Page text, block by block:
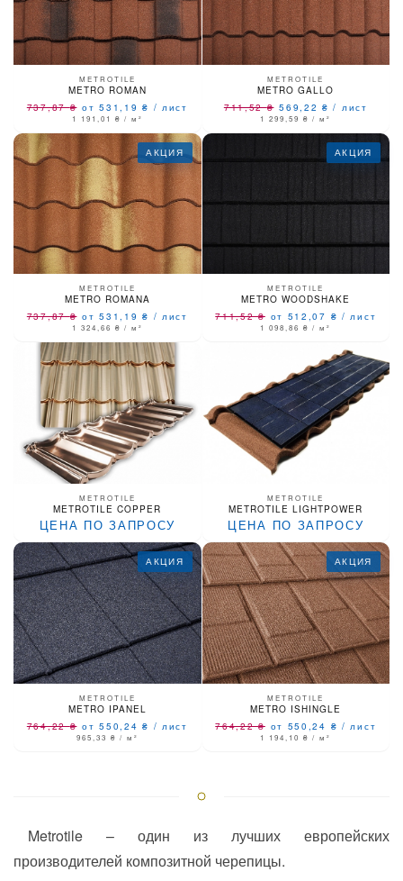
METROTILE
METRO ROMAN
737,87₴ от 531,19₴ / лист
1 191,01 ₴ / м²
METROTILE
METRO GALLO
711,52₴ 569,22₴ / лист
1 299,59₴ / м²
АКЦИЯ
METROTILE
METRO ROMANA
737,87₴ от 531,19₴ / лист
1 324,66 ₴ / м²
АКЦИЯ
METROTILE
METRO WOODSHAKE
711,52₴ от 512,07 ₴ / лист
1 098,86₴ / м²
METROTILE
METROTILE COPPER
ЦЕНА ПО ЗАПРОСУ
METROTILE
METROTILE LIGHTPOWER
ЦЕНА ПО ЗАПРОСУ
АКЦИЯ
METROTILE
METRO IPANEL
764,22₴ от 550,24₴ / лист
965,33 ₴ / м²
АКЦИЯ
METROTILE
METRO ISHINGLE
764,22₴ от 550,24 ₴ / лист
1 194,10₴ / м²
Metrotile – один из лучших европейских
производителей композитной черепицы.